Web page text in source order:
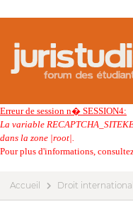
Erreur de session n� SESSION4:
La variable
dans la zone |root|.
Pour plus d'informations,
Accueil Droit international